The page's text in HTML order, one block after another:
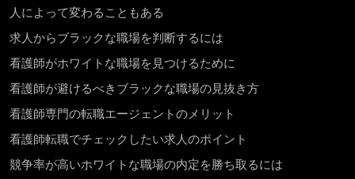
人によって変わることもある
求人からブラックな職場を判断するには
看護師がホワイトな職場を見つけるために
看護師が避けるべきブラックな職場の見抜き方
看護師専門の転職エージェントのメリット
看護師転職でチェックしたい求人のポイント
競争率が高いホワイトな職場の内定を勝ち取るには